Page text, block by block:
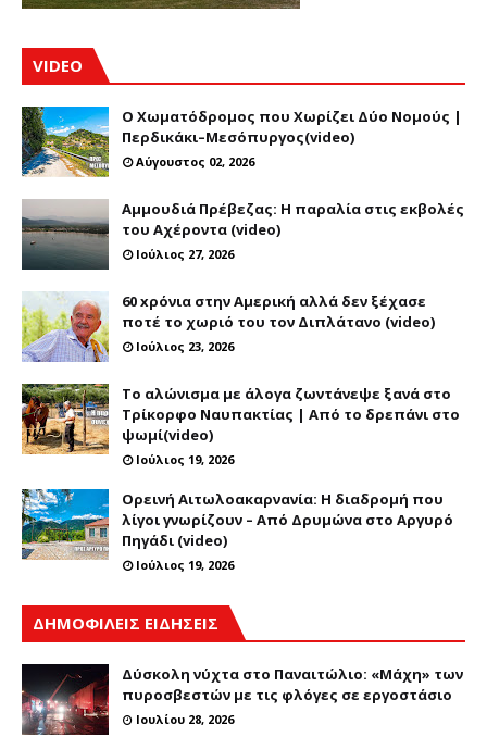
VIDEO
Ο Χωματόδρομος που Χωρίζει Δύο Νομούς |
Περδικάκι–Μεσόπυργος(video)
Αύγουστος 02, 2026
Αμμουδιά Πρέβεζας: Η παραλία στις εκβολές
του Αχέροντα (video)
Ιούλιος 27, 2026
60 xρόνια στην Αμερική αλλά δεν ξέχασε
ποτέ το χωριό του τον Διπλάτανο (video)
Ιούλιος 23, 2026
Το αλώνισμα με άλογα ζωντάνεψε ξανά στο
Τρίκορφο Ναυπακτίας | Από το δρεπάνι στο
ψωμί(video)
Ιούλιος 19, 2026
Ορεινή Αιτωλοακαρνανία: Η διαδρομή που
λίγοι γνωρίζουν – Από Δρυμώνα στο Αργυρό
Πηγάδι (video)
Ιούλιος 19, 2026
ΔΗΜΟΦΙΛΕΙΣ ΕΙΔΗΣΕΙΣ
Δύσκολη νύχτα στο Παναιτώλιο: «Μάχη» των
πυροσβεστών με τις φλόγες σε εργοστάσιο
Ιουλίου 28, 2026